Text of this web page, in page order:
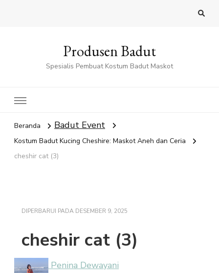
Produsen Badut
Spesialis Pembuat Kostum Badut Maskot
Beranda Badut Event
Kostum Badut Kucing Cheshire: Maskot Aneh dan Ceria
cheshir cat (3)
DIPERBARUI PADA DESEMBER 9, 2025
cheshir cat (3)
Penina Dewayani